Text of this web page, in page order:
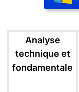
Analyse
technique et
fondamentale